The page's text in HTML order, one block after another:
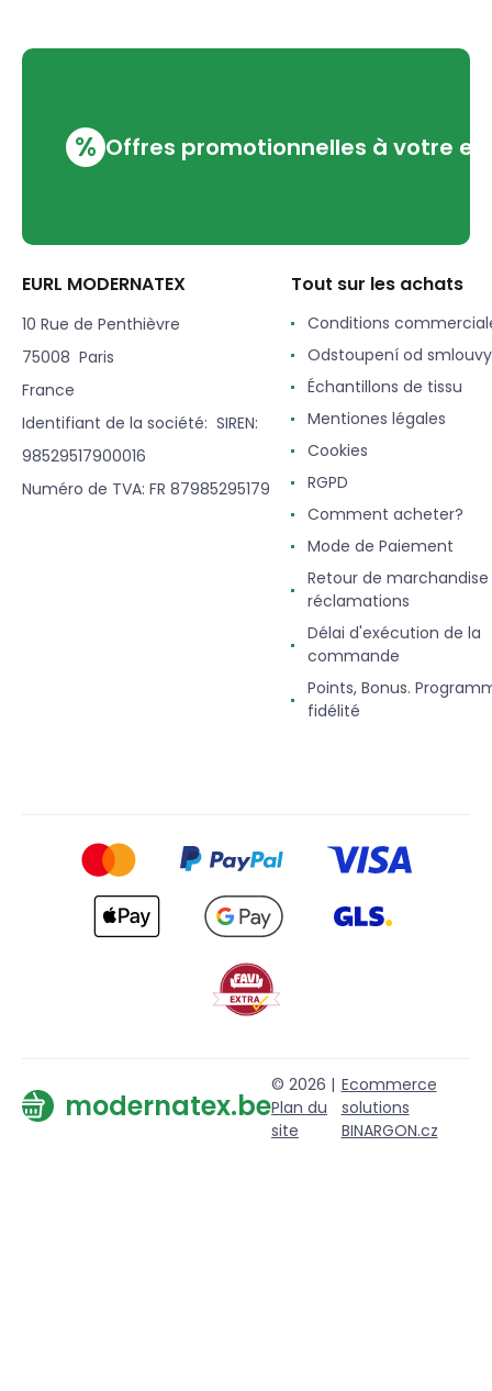
% Offres promotionnelles à votre
EURL MODERNATEX
10 Rue de Penthièvre
75008 Paris
France
Identifiant de la société: SIREN:
98529517900016
Numéro de TVA: FR 87985295179
Tout sur les achats
Conditions
Odstoupení od smlouvy
Échantillons de tissu
Mentiones légales
Cookies
RGPD
Comment acheter?
Mode de Paiement
Retour de
réclamations
Délai d'exécution de la
commande
Points, Bonus.
fidélité
modernatex.be
© 2026 |
Plan du
site
Ecommerce
solutions
BINARGON.cz